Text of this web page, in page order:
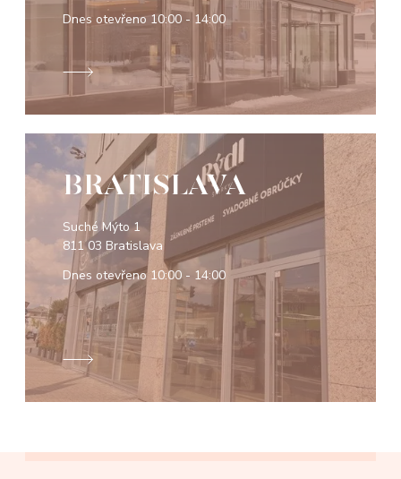
Dnes otevřeno10:00 - 14:00
BRATISLAVA
Suché Mýto 1
811 03 Bratislava
Dnes otevřeno 10:00 - 14:00